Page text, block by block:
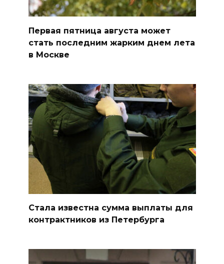
Первая пятница августа может
стать последним жарким днем лета
в Москве
Стала известна сумма выплаты для
контрактников из Петербурга